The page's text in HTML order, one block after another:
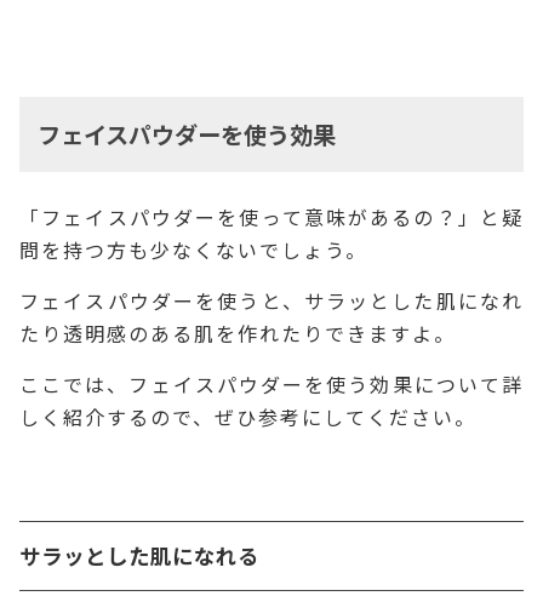
フェイスパウダーを使う効果
「フェイスパウダーを使って意味があるの？」と疑
問を持つ方も少なくないでしょう。
フェイスパウダーを使うと、サラッとした肌になれ
たり透明感のある肌を作れたりできますよ。
ここでは、フェイスパウダーを使う効果について詳
しく紹介するので、ぜひ参考にしてください。
サラッとした肌になれる